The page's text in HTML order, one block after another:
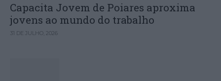
Capacita Jovem de Poiares aproxima
jovens ao mundo do trabalho
31 DE JULHO, 2026